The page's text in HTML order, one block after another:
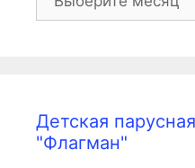
Детская
"Флагман"